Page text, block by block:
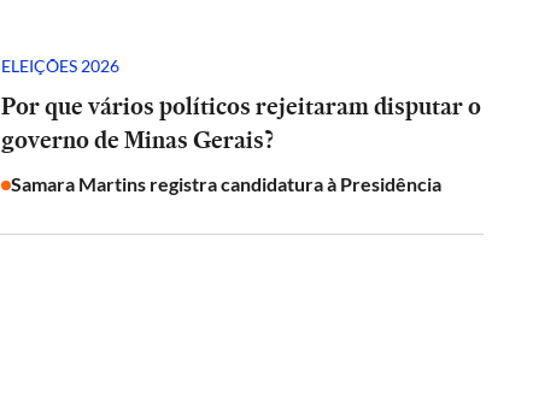
ELEIÇÕES 2026
Por que vários políticos rejeitaram disputar o
governo de Minas Gerais?
Samara Martins registra candidatura à Presidência